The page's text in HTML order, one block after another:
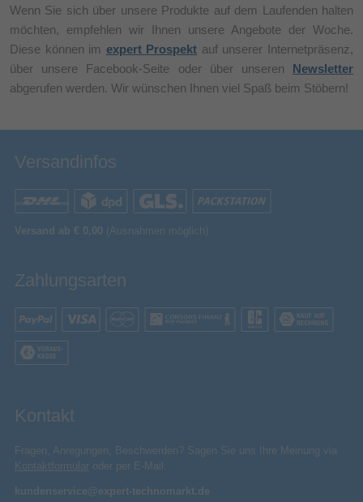
Wenn Sie sich über unsere Produkte auf dem Laufenden halten
möchten, empfehlen wir Ihnen unsere Angebote der Woche.
Diese können im expert Prospekt auf unserer Internetpräsenz,
über unsere Facebook-Seite oder über unseren Newsletter
abgerufen werden. Wir wünschen Ihnen viel Spaß beim Stöbern!
Versandinfos
Versand ab € 0,00 (Ausnahmen möglich)
Zahlungsarten
Kontakt
Fragen, Anregungen, Beschwerden? Sagen Sie uns Ihre Meinung via
Kontaktformular oder per E-Mail:
kundenservice@expert-technomarkt.de